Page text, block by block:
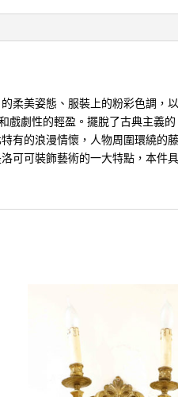
柔美姿態、服裝上的粉彩色調，以
戲劇性的輕盈。擺脫了古典主義的
有的浪漫情懷，人物周圍環繞的藤
可可裝飾藝術的一大特點，本件具